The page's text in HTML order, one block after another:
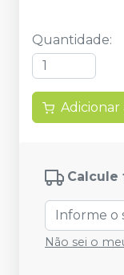
Quantidade:
Adicionar
Calcule
Não sei o